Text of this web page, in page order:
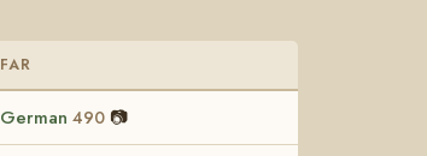
FAR
German 490 📷